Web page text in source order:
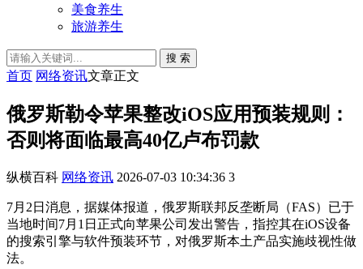
美食养生
旅游养生
搜 索
首页 网络资讯文章正文
俄罗斯勒令苹果整改iOS应用预装规则：
否则将面临最高40亿卢布罚款
纵横百科 网络资讯 2026-07-03 10:34:36 3
7月2日消息，据媒体报道，俄罗斯联邦反垄断局（FAS）已于
当地时间7月1日正式向苹果公司发出警告，指控其在iOS设备
的搜索引擎与软件预装环节，对俄罗斯本土产品实施歧视性做
法。